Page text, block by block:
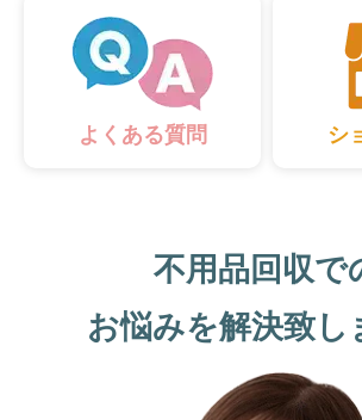
よくある質問 シ
不用品回収で
お悩みを解決致し